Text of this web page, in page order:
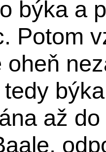
býka a
Potom
oheň
až